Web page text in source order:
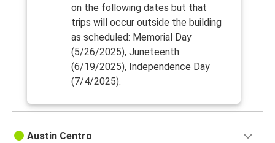
on the following dates but that
trips will occur outside the building
as scheduled: Memorial Day
(5/26/2025), Juneteenth
(6/19/2025), Independence Day
(7/4/2025).
Austin Centro